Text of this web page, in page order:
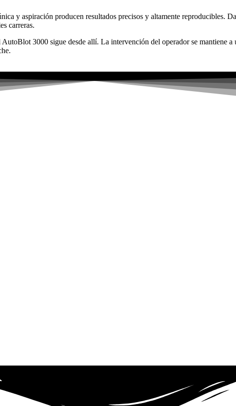
y aspiración producen resultados precisos y altamente reproducibles.
carreras.
3000 sigue desde allí. La intervención del operador se mantiene